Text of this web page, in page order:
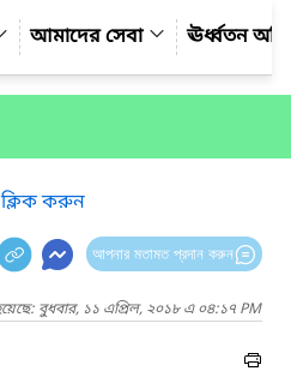
আমাদের সেবা ঊর্ধ্বতন
করুন
আপনার মতামত প্রদান করুন
বুধবার, ১১ এপ্রিল, ২০১৮ এ ০৪:১৭ PM